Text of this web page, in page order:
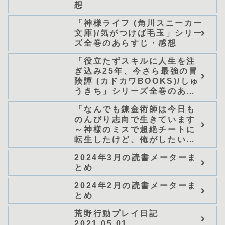
想
「神様ライフ (角川スニーカー
文庫)/気がつけば毛玉」シリー
ズ全巻のあらすじ・感想
「役立たずスキルに人生を注
ぎ込み25年、今さら最強の冒
険譚 (カドカワBOOKS)/しゅ
うきち」シリーズ全巻のあら
すじ・感想
「なんでも錬金術師は今日も
のんびり志向で生きています
～神様のミスで超絶チートに
転生したけど、俺がしたいの
は冒険じゃなくてホワイト商
会の立上げです～（グラスト
ノベルス） (グラスト
NOVELS)/可換環」シリーズ
全巻のあらすじ・感想
2024年3月の読書メーターま
とめ
2024年2月の読書メーターま
とめ
荒野行動プレイ日記